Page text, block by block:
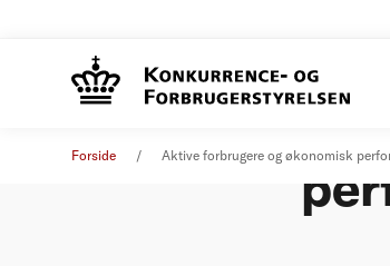
Forside Aktive forbrugere og økonomisk